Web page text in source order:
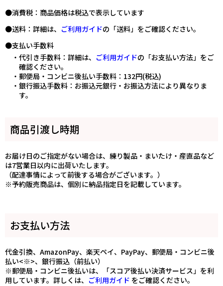
●消費税：商品価格は税込で表示しています
●送料：詳細は、 ご利用ガイドの「送料」をご確認ください。
●支払い手数料
・代引き手数料：詳細は、 ご利用ガイドの「お支払い方法」をご
確認ください。
・郵便局・コンビニ後払い手数料：132円(税込)
・銀行振込手数料：お振込元銀行・お振込方法により異なりま
す。
商品引渡し時期
お届け日のご指定がない場合は、練り製品・まいたけ・産直品など
は7営業日以内に出荷いたします。
（配達事情によって前後する場合がございます。）
※予約販売商品は、個別に納品指定日を記載しています。
お支払い方法
代金引換、AmazonPay、楽天ペイ、PayPay、郵便局・コンビニ後
払い<※>、銀行振込（前払い）
※郵便局・コンビニ後払いは、「スコア後払い決済サービス」を利
用しています。詳しくは、 ご利用ガイド をご確認ください。